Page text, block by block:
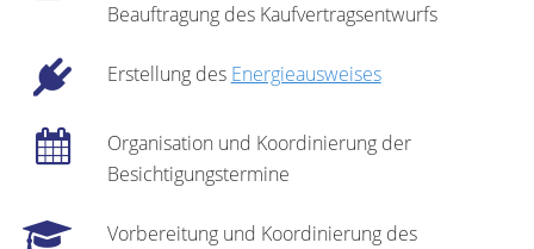
Beauftragung des Kaufvertragsentwurfs
Erstellung des Energieausweises
Organisation und Koordinierung der
Besichtigungstermine
Vorbereitung und Koordinierung des